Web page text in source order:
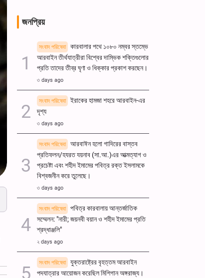
জনপ্রিয়
সংবাদ পরিষেবা
কারবালার পথে ১০৮০ নম্বর স্তম্ভে
আরবাইন তীর্থযাত্রীরা বিশ্বের দাম্ভিক শক্তিগুলোর
প্রতি তাদের তীব্র ঘৃণা ও ধিক্কার প্রকাশ করছেন।
৩ days ago
সংবাদ পরিষেবা
ইরাকের হামজা শহরে আরবাইন-এর
দৃশ্য
৩ days ago
সংবাদ পরিষেবা
আরবাঈন হলো গাদিরের বাস্তব
প্রতিফলন/হযরত যয়নাব (সা.আ.)এর আত্মত্যাগ ও
প্রচেষ্টা এবং শহীদ ইমামের পবিত্র রক্ত ​​ইসলামকে
বিশ্বজনীন করে তুলেছে।
৩ days ago
সংবাদ পরিষেবা
পবিত্র কারবালায় আন্তর্জাতিক
সম্মেলন: "নারী; জয়নবী বয়ান ও শহীদ ইমামের প্রতি
শ্রদ্ধাঞ্জলি"
২ days ago
সংবাদ পরিষেবা
যুক্তরাষ্ট্রের বৃহত্তম আরবাইন
পদযাত্রার আয়োজন করেছিল মিশিগান অঙ্গরাজ্য।